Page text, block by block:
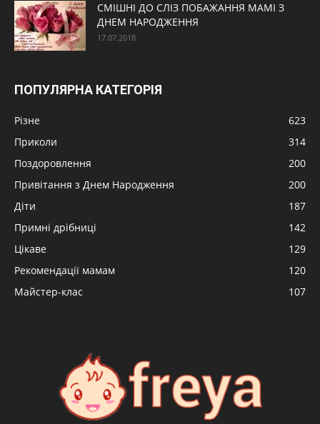
СМІШНІ ДО СЛІЗ ПОБАЖАННЯ МАМІ З
ДНЕМ НАРОДЖЕННЯ
17.07.2018
ПОПУЛЯРНА КАТЕГОРІЯ
Різне
623
Приколи
314
Поздоровлення
200
Привітання з Днем Народження
200
Діти
187
Примні дрібниці
142
Цікаве
129
Рекомендації мамам
120
Майстер-клас
107